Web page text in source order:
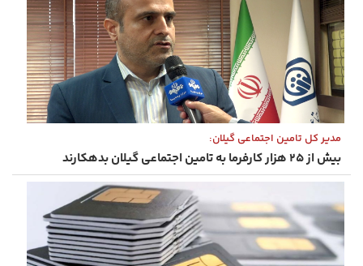
مدیر کل تامین اجتماعی گیلان:
بیش از ۲۵ هزار کارفرما به تامین اجتماعی گیلان بدهکارند